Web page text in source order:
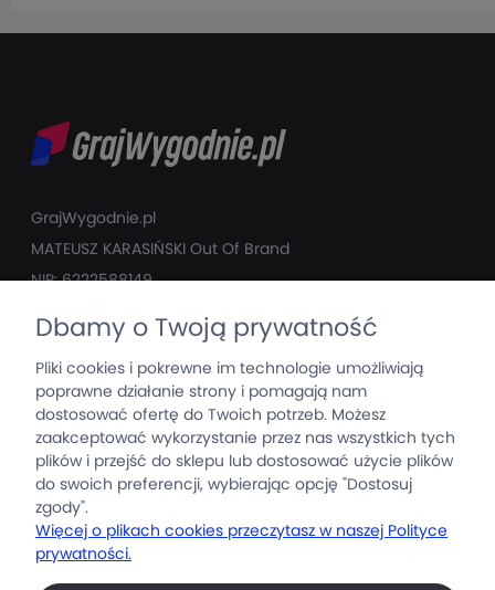
GrajWygodnie.pl
MATEUSZ KARASIŃSKI ­Out Of Brand
NIP: 6222588149
M: mati@grajwygodnie.pl
GrajWygodnie
Produkty
Informacje
Moje konto
Dbamy o Twoją prywatność
Pliki cookies i pokrewne im technologie umożliwiają
poprawne działanie strony i pomagają nam
dostosować ofertę do Twoich potrzeb. Możesz
zaakceptować wykorzystanie przez nas wszystkich tych
plików i przejść do sklepu lub dostosować użycie plików
do swoich preferencji, wybierając opcję "Dostosuj
zgody".
Więcej o plikach cookies przeczytasz w naszej Polityce
prywatności.